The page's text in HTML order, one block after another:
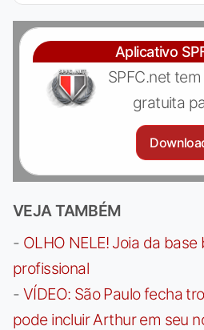
Aplicativo
SPFC.net
gratuita
VEJA TAMBÉM
- OLHO NELE! Joia da
profissional
- VÍDEO: São Paulo fecha
pode incluir Arthur em seu